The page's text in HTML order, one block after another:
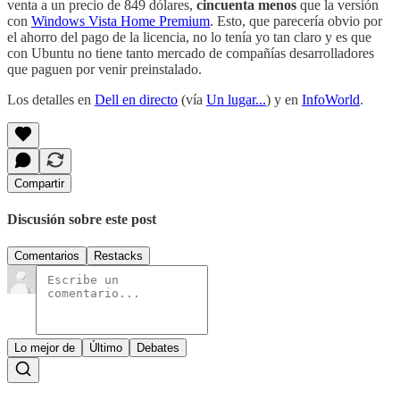
venta a un precio de 849 dólares, cincuenta menos que la versión
con Windows Vista Home Premium. Esto, que parecería obvio por
el ahorro del pago de la licencia, no lo tenía yo tan claro y es que
con Ubuntu no tiene tanto mercado de compañías desarrolladores
que paguen por venir preinstalado.
Los detalles en Dell en directo (vía Un lugar...) y en InfoWorld.
Compartir
Discusión sobre este post
Comentarios Restacks
Lo mejor de Último Debates